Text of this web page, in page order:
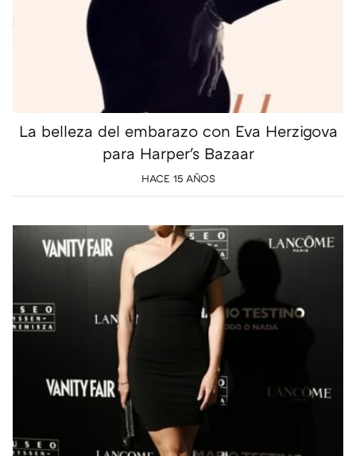
La belleza del embarazo con Eva Herzigova
para Harper's Bazaar
HACE 15 AÑOS